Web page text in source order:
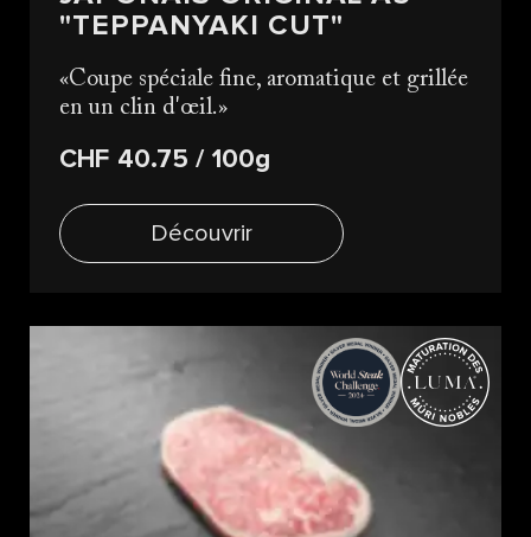
"TEPPANYAKI CUT"
Coupe spéciale fine, aromatique et grillée
en un clin d'œil.
CHF 40.75/ 100g
Découvrir